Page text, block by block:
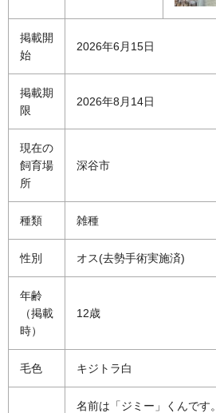
掲載開
始
2026年6月15日
掲載期
限
2026年8月14日
現在の
飼育場
所
深谷市
種類 雑種
性別 オス(去勢手術実施済)
年齢
（掲載
時）
12歳
毛色 キジトラ白
名前は「ジミー」くんです。